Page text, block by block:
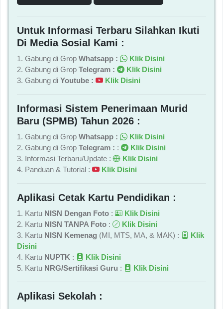
Untuk Informasi Terbaru Silahkan Ikuti
Di Media Sosial Kami :
1. Gabung di Grop Whatsapp :
Klik Disini
2. Gabung di Grop Telegram :
Klik Disini
3. Gabung di Youtube : Klik Disini
Informasi Sistem Penerimaan Murid
Baru (SPMB) Tahun 2026 :
1. Gabung di Grop Whatsapp :
Klik Disini
2. Gabung di Grop Telegram : :
Klik Disini
3. Informasi Terbaru/Update :
Klik Disini
4. Panduan & Tutorial :
Klik Disini
Aplikasi Cetak Kartu Pendidikan :
1. Kartu NISN Dengan Foto :
Klik Disini
2. Kartu NISN TANPA Foto :
Klik Disini
3. Kartu NISN Kemenag (MI, MTS, MA, & MAK) :
Klik
Disini
4. Kartu NUPTK :
Klik Disini
5. Kartu NRG/Sertifikasi Guru : Klik Disini
Aplikasi Sekolah :